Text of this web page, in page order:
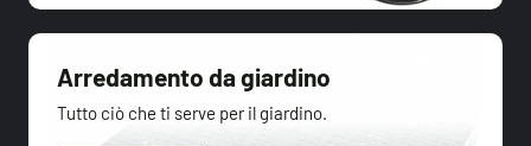
Arredamento da giardino
Tutto ciò che ti serve per il giardino.